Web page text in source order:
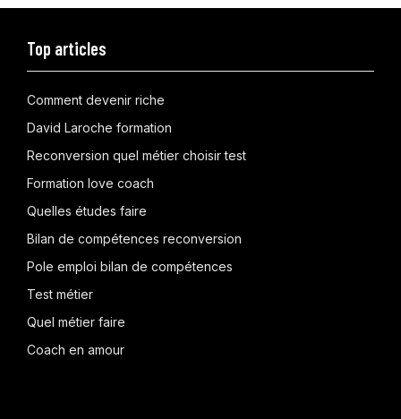
Top articles
Comment devenir riche
David Laroche formation
Reconversion quel métier choisir test
Formation love coach
Quelles études faire
Bilan de compétences reconversion
Pole emploi bilan de compétences
Test métier
Quel métier faire
Coach en amour